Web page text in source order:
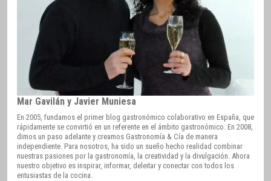
Mar Gavilán y Javier Muniesa
En 2005, fundamos el primer blog gastronómico colaborativo en España, que
rápidamente se convirtió en un referente en el ámbito gastronómico. En 2008,
dimos un paso adelante y creamos Gastronomía & Cía de manera
independiente. Para nosotros, ha sido un sueño hecho realidad combinar
nuestras pasiones por la gastronomía, la creatividad y la divulgación. Ahora
nuestro objetivo es inspirar, informar, deleitar y conectar con todos los
entusiastas de la cocina.